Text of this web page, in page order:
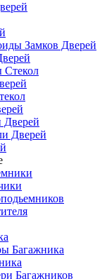
Замков Дверей
Дверей
Дверей
Багажника
Багажников